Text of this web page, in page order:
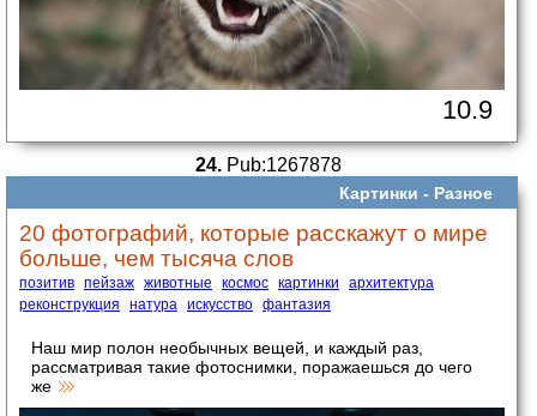
10.9
24. Pub:1267878
Картинки - Разное
20 фотографий, которые расскажут о мире
больше, чем тысяча слов
позитив пейзаж животные космос картинки
архитектура
реконструкция
натура искусство фантазия
Наш мир полон необычных вещей, и каждый раз,
рассматривая такие фотоснимки, поражаешься до чего
же